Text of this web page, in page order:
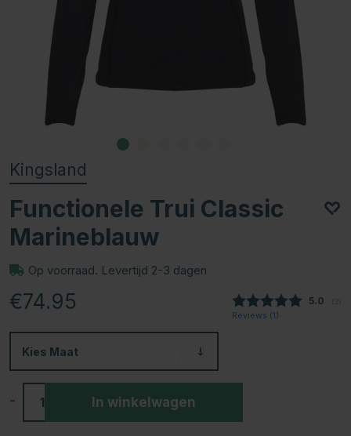
Kingsland
Functionele Trui Classic
Marineblauw
Op voorraad. Levertijd 2-3 dagen
€74.95 5.0
Reviews (1 )
Kies Maat
- In winkelwagen